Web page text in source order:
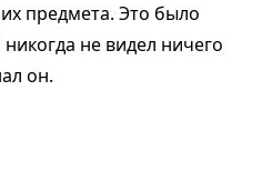
предмета. Это было
не видел ничего
он.